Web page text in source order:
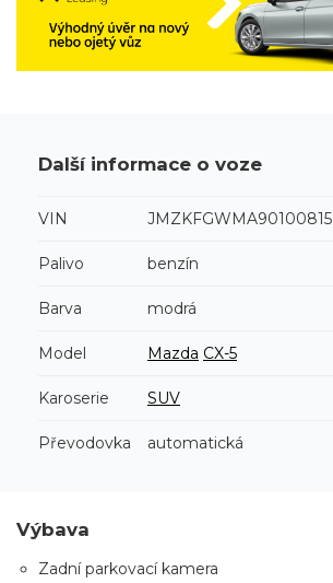
Další informace o voze
VIN JMZKFGWMA90100815
Palivo benzín
Barva modrá
Model Mazda CX-5
Karoserie SUV
Převodovka automatická
Výbava
Zadní parkovací kamera